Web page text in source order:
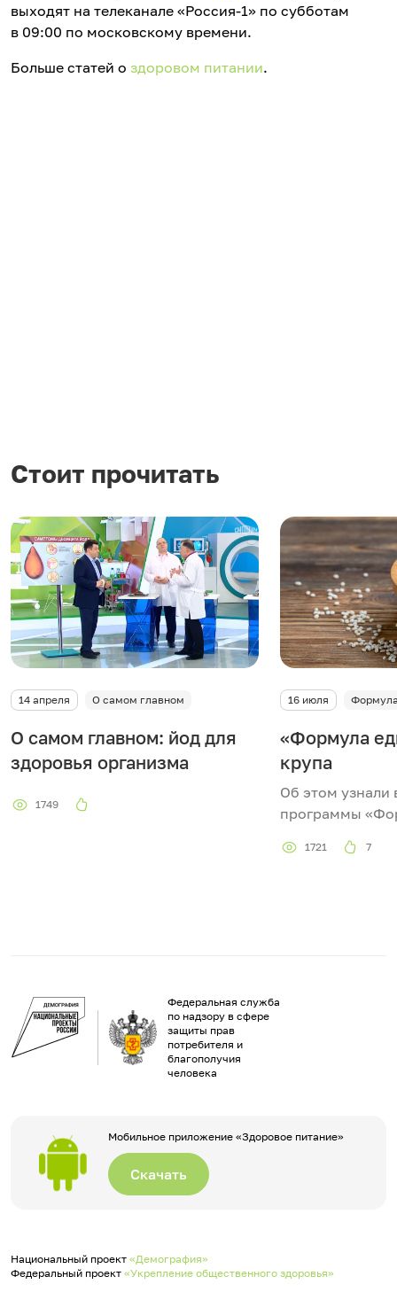
выходят на телеканале «Россия-1» по субботам
в 09:00 по московскому времени.
Больше статей о здоровом питании.
Стоит прочитать
14 апреля О самом главном
О самом главном: йод для
здоровья организма
1749
16 июля
«Формула
крупа
Об этом узнали
программы
1721 7
Федеральная служба
по надзору в сфере
защиты прав
потребителя и
благополучия
человека
Мобильное приложение «Здоровое питание»
Скачать
Национальный проект «Демография»
Федеральный проект «Укрепление общественного здоровья»